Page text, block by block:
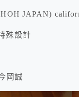
JAPAN)
殊設計
岡誠